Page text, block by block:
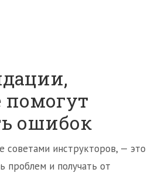
помогут
ошибок
советами инструкторов, — это
проблем и получать от